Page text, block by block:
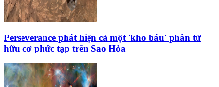
Perseverance phát hiện cả một 'kho báu' phân tử
hữu cơ phức tạp trên Sao Hỏa